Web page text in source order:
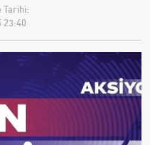
Tarihi:
23:40